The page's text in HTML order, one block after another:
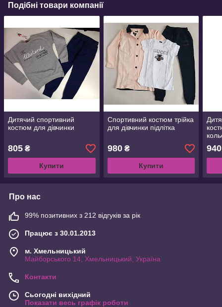
Подібні товари компанії
Дитячий спортивний
костюм для дівчинки
805 ₴
Купити
Спортивний костюм трійка
для дівчинки підлітка
980₴
Купити
940
Про нас
99% позитивних з 212 відгуків за рік
Працює з 30.01.2013
м. Хмельницький
Майборського 14, Хмельницький, Україна
Контакти
Сьогодні вихідний
Показати весь графік роботи